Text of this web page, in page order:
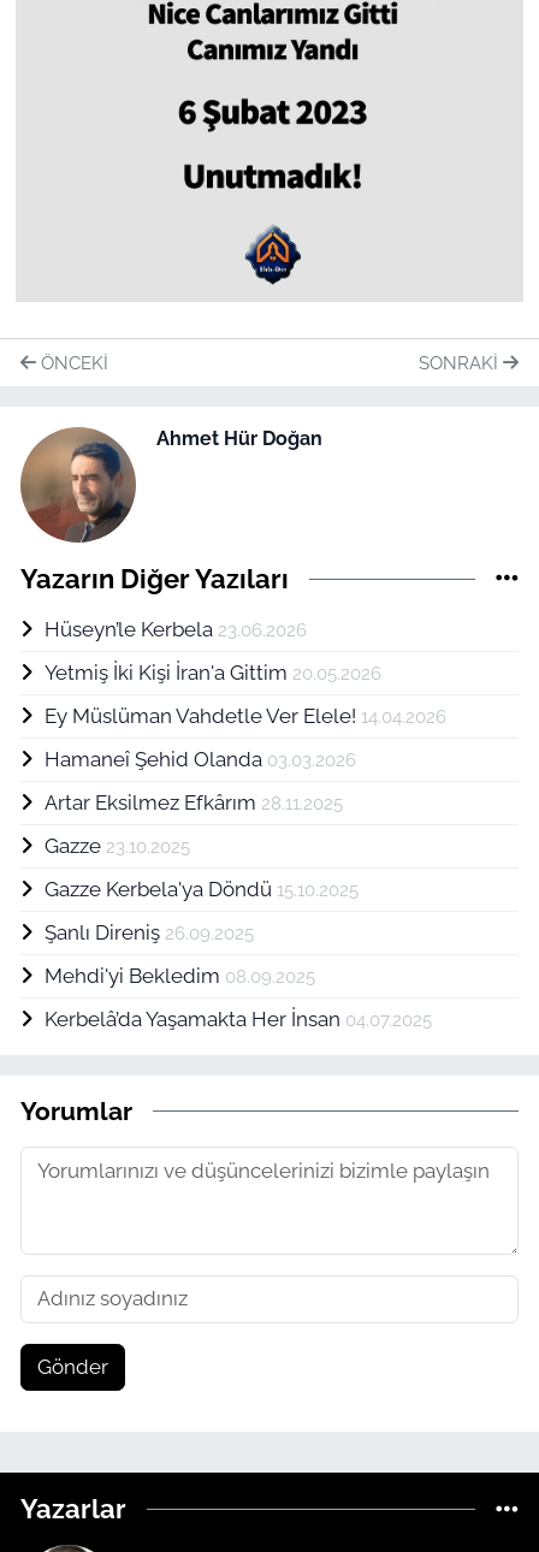
ÖNCEKI SONRAKI
Ahmet Hür Doğan
Yazarın Diğer Yazıları
Hüseyn’le Kerbela 23.06.2026
Yetmiş İki Kişi İran'a Gittim 20.05.2026
Ey Müslüman Vahdetle Ver Elele! 14.04.2026
Hamaneî Şehid Olanda 03.03.2026
Artar Eksilmez Efkârım 28.11.2025
Gazze 23.10.2025
Gazze Kerbela'ya Döndü 15.10.2025
Şanlı Direniş 26.09.2025
Mehdi'yi Bekledim 08.09.2025
Kerbelâ’da Yaşamakta Her İnsan 04.07.2025
Yorumlar
Gönder
Yazarlar